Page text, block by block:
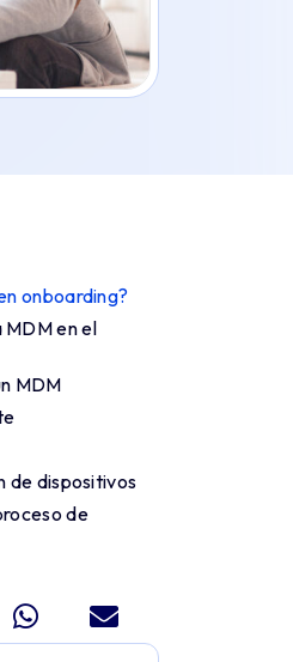
onboarding?
en el
MDM
de dispositivos
de